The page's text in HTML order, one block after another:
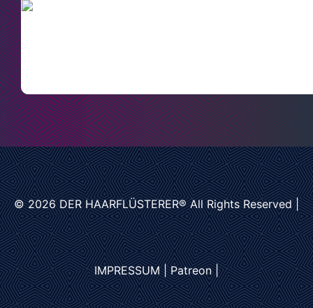
© 2026DER HAARFLÜSTERER®All Rights Reserved |
IMPRESSUM|Patreon|